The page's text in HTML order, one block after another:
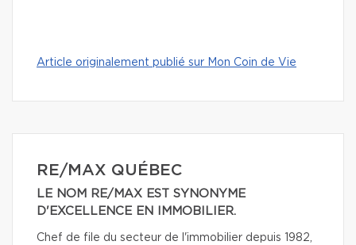
Article originalement publié sur Mon Coin de Vie
RE/MAX QUÉBEC
LE NOM RE/MAX EST SYNONYME
D'EXCELLENCE EN IMMOBILIER.
Chef de file du secteur de l'immobilier depuis 1982,